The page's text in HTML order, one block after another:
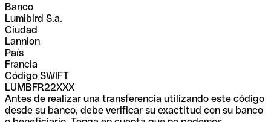
Banco
Lumibird S.a.
Ciudad
Lannion
País
Francia
Código SWIFT
LUMBFR22XXX
Antes de realizar una transferencia utilizando este código
desde su banco, debe verificar su exactitud con su banco